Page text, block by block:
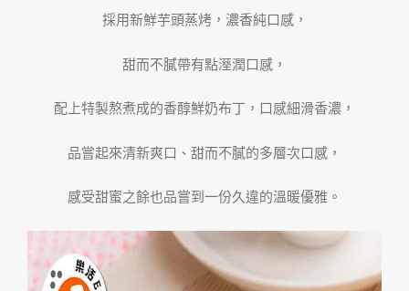
採用新鮮芋頭蒸烤，濃香純口感，
甜而不膩帶有點溼潤口感，
配上特製熬煮成的香醇鮮奶布丁，口感細滑香濃，
品嘗起來清新爽口、甜而不膩的多層次口感，
感受甜蜜之餘也品嘗到一份久違的溫暖優雅。